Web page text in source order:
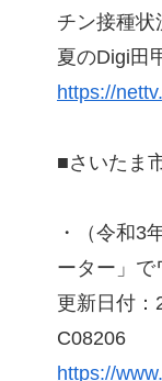
チン接種状
夏のDigi田
https://
■さいたま
・（令和3
ーター」
更新日付：
C08206
https://